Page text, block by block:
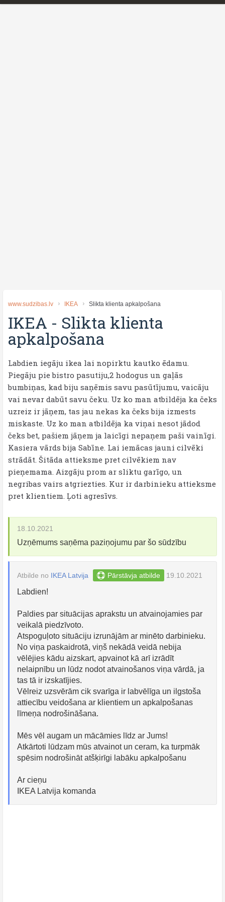
www.sudzibas.lv IKEA Slikta klienta apkalpošana
IKEA - Slikta klienta
apkalpošana
Labdien iegāju ikea lai nopirktu kautko ēdamu.
Piegāju pie bistro pasutiju,2 hodogus un gaļās
bumbiņas, kad biju saņēmis savu pasūtījumu, vaicāju
vai nevar dabūt savu čeku. Uz ko man atbildēja ka čeks
uzreiz ir jāņem, tas jau nekas ka čeks bija izmests
miskaste. Uz ko man atbildēja ka viņai nesot jādod
čeks bet, pašiem jāņem ja laicīgi nepaņem paši vainīgi.
Kasiera vārds bija Sabīne. Lai iemācas jauni cilvēki
strādāt. Šitāda attieksme pret cilvēkiem nav
pieņemama. Aizgāju prom ar sliktu garīgo, un
negribas vairs atgriezties. Kur ir darbinieku attieksme
pret klientiem. Ļoti agresīvs.
18.10.2021
Uzņēmums saņēma paziņojumu par šo sūdzību
Atbilde no IKEA Latvija Pārstāvja atbilde 19.10.2021
Labdien!
Paldies par situācijas aprakstu un atvainojamies par
veikalā piedzīvoto.
Atspoguļoto situāciju izrunājām ar minēto darbinieku.
No viņa paskaidrotā, viņš nekādā veidā nebija
vēlējies kādu aizskart, apvainot kā arī izrādīt
nelaipnību un lūdz nodot atvainošanos viņa vārdā, ja
tas tā ir izskatījies.
Vēlreiz uzsvērām cik svarīga ir labvēlīga un ilgstoša
attiecību veidošana ar klientiem un apkalpošanas
līmeņa nodrošināšana.
Mēs vēl augam un mācāmies līdz ar Jums!
Atkārtoti lūdzam mūs atvainot un ceram, ka turpmāk
spēsim nodrošināt atšķirīgi labāku apkalpošanu
Ar cieņu
IKEA Latvija komanda